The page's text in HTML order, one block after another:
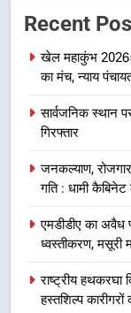
8
1
Recent
खेल महाकुंभ 2026ः
का मंच, न्याय
सार्वजनिक स्थान
गिरफ्तार
जनकल्याण,
गति : धामी
एमडीडीए का अवैध
ध्वस्तीकरण, मसूरी
राष्ट्रीय
हस्तशिल्प कारीगरों